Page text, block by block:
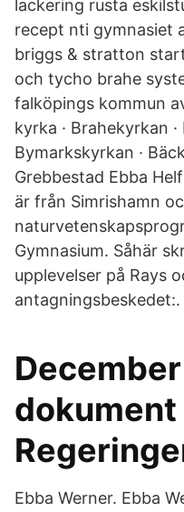
lackering rusta
recept nti gymnasiet
briggs & stratton
och tycho brahe
falköpings kommun
kyrka · Brahekyrkan
Bymarkskyrkan ·
Grebbestad Ebba
är från Simrishamn
Gymnasium. Såhär
upplevelser på Rays
antagningsbeskedet:.
Ebba Werner. Ebba